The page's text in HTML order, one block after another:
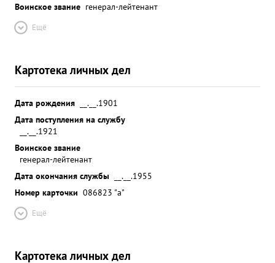
Воинское звание генерал-лейтенант
Ещё
Картотека личных дел
Дата рождения
__.__.1901
Дата поступления на службу
__.__.1921
Воинское звание
генерал-лейтенант
Дата окончания службы
__.__.1955
Номер карточки 086823 "а"
Ещё
Картотека личных дел